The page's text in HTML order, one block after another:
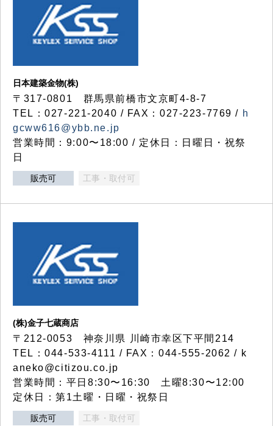
日本建築金物(株)
〒317‐0801 群馬県前橋市文京町4-8-7
TEL：027-221-2040 / FAX：027-223-7769 / h
gcww616@ybb.ne.jp
営業時間：9:00〜18:00 / 定休日：日曜日・祝祭
日
販売可 工事・取付可
(株)金子七蔵商店
〒212-0053 神奈川県 川崎市幸区下平間214
TEL：044-533-4111 / FAX：044-555-2062 / k
aneko@citizou.co.jp
営業時間：平日8:30〜16:30 土曜8:30〜12:00
定休日：第1土曜・日曜・祝祭日
販売可 工事・取付可